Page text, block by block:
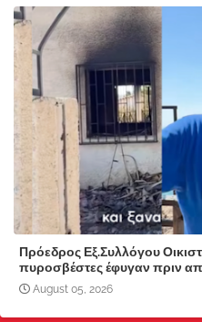
Πρόεδρος Εξ.Συλλόγου
πυροσβέστες έφυγαν πριν
August 05, 2026